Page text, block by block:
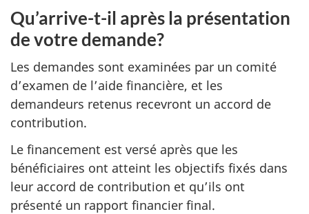
Qu’arrive-t-il après la présentation
de votre demande?
Les demandes sont examinées par un comité
d’examen de l’aide financière, et les
demandeurs retenus recevront un accord de
contribution.
Le financement est versé après que les
bénéficiaires ont atteint les objectifs fixés dans
leur accord de contribution et qu’ils ont
présenté un rapport financier final.